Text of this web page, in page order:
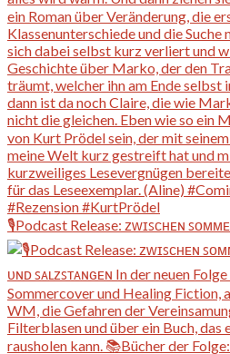
🎙️Podcast Release: ᴢᴡɪꜱᴄʜᴇɴ